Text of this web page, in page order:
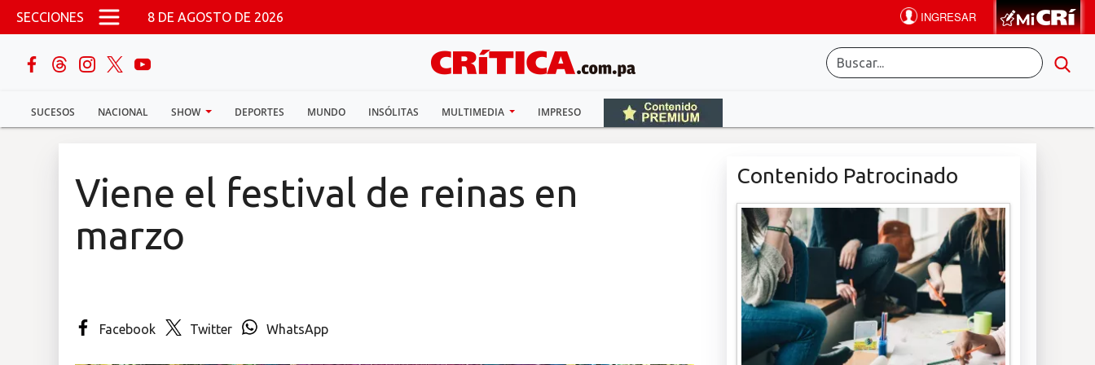
Pasar al contenido principal
SECCIONES 8 DE AGOSTO DE 2026
SUCESOS NACIONAL SHOW DEPORTES MUNDO INSÓLITAS MULTIMEDIA IMPRESO
buscar
Sucesos
Viene el festival de reinas en
marzo
Facebook Twitter WhatsApp
Contenido Patrocinado